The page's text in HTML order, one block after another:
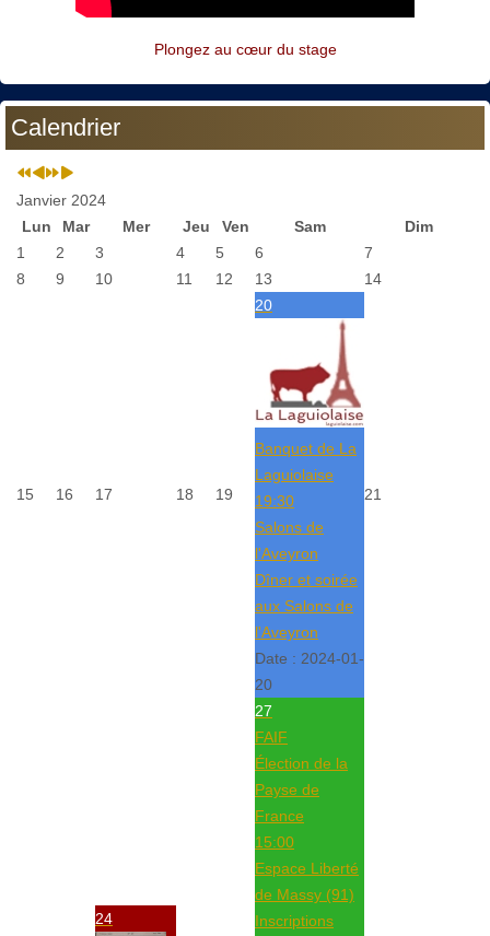
Plongez au cœur du stage
Calendrier
Janvier 2024
Lun
Mar Mer Jeu Ven Sam
Dim
1
2 3 4 5 6
7
8
9 10 11 12 13 14
15 16 17 18 19
20
Banquet de La
Laguiolaise
19:30
Salons de
l'Aveyron
Dîner et soirée
aux Salons de
l'Aveyron
Date : 2024-01-
20
21
24
27
FAIF
Élection de la
Payse de
France
15:00
Espace Liberté
de Massy (91)
Inscriptions